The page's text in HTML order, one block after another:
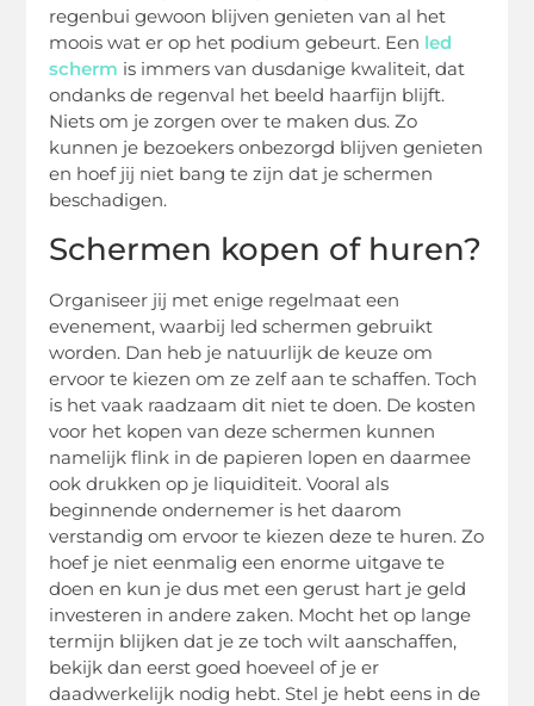
regenbui gewoon blijven genieten van al het
moois wat er op het podium gebeurt. Een led
scherm is immers van dusdanige kwaliteit, dat
ondanks de regenval het beeld haarfijn blijft.
Niets om je zorgen over te maken dus. Zo
kunnen je bezoekers onbezorgd blijven genieten
en hoef jij niet bang te zijn dat je schermen
beschadigen.
Schermen kopen of huren?
Organiseer jij met enige regelmaat een
evenement, waarbij led schermen gebruikt
worden. Dan heb je natuurlijk de keuze om
ervoor te kiezen om ze zelf aan te schaffen. Toch
is het vaak raadzaam dit niet te doen. De kosten
voor het kopen van deze schermen kunnen
namelijk flink in de papieren lopen en daarmee
ook drukken op je liquiditeit. Vooral als
beginnende ondernemer is het daarom
verstandig om ervoor te kiezen deze te huren. Zo
hoef je niet eenmalig een enorme uitgave te
doen en kun je dus met een gerust hart je geld
investeren in andere zaken. Mocht het op lange
termijn blijken dat je ze toch wilt aanschaffen,
bekijk dan eerst goed hoeveel of je er
daadwerkelijk nodig hebt. Stel je hebt eens in de